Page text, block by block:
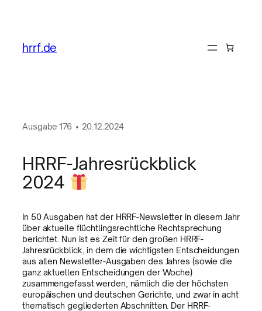
hrrf.de
Ausgabe176• 20.12.2024
HRRF-Jahresrückblick
2024
In 50 Ausgaben hat der HRRF-Newsletter in diesem Jahr
über aktuelle flüchtlingsrechtliche Rechtsprechung
berichtet. Nun ist es Zeit für den großen HRRF-
Jahresrückblick, in dem die wichtigsten Entscheidungen
aus allen Newsletter-Ausgaben des Jahres (sowie die
ganz aktuellen Entscheidungen der Woche)
zusammengefasst werden, nämlich die der höchsten
europäischen und deutschen Gerichte, und zwar in acht
thematisch gegliederten Abschnitten. Der HRRF-